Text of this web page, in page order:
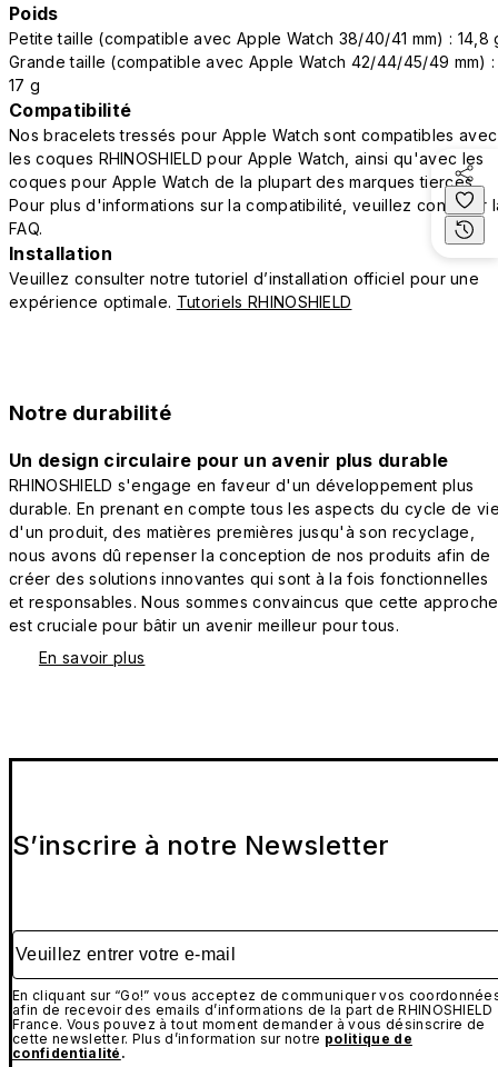
Poids
Petite taille (compatible avec Apple Watch 38/40/41 mm) : 14,8
Grande taille (compatible avec Apple Watch 42/44/45/49 mm) :
17 g
Compatibilité
Nos bracelets tressés pour Apple Watch sont compatibles avec
les coques RHINOSHIELD pour Apple Watch, ainsi qu'avec les
coques pour Apple Watch de la plupart des marques tierces.
Pour plus d'informations sur la compatibilité, veuillez consulter
FAQ.
Installation
Veuillez consulter notre tutoriel d’installation officiel pour une
expérience optimale. Tutoriels RHINOSHIELD
Notre durabilité
Un design circulaire pour un avenir plus durable
RHINOSHIELD s'engage en faveur d'un développement plus
durable. En prenant en compte tous les aspects du cycle de
d'un produit, des matières premières jusqu'à son recyclage,
nous avons dû repenser la conception de nos produits afin de
créer des solutions innovantes qui sont à la fois fonctionnelles
et responsables. Nous sommes convaincus que cette approche
est cruciale pour bâtir un avenir meilleur pour tous.
En savoir plus
S’inscrire à notre Newsletter
Veuillez entrer votre e-mail
En cliquant sur “Go!” vous acceptez de communiquer vos
afin de recevoir des emails d’informations de la part de RHINOSHIELD
France. Vous pouvez à tout moment demander à vous désinscrire de
cette newsletter. Plus d’information sur notre politique de
confidentialité .